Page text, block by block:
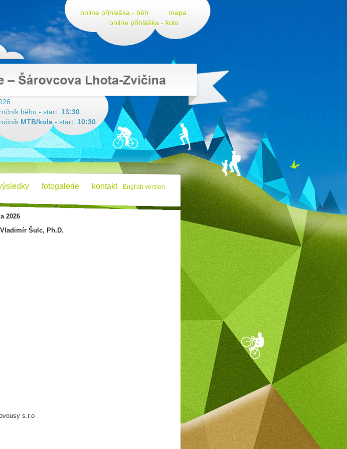
online přihláška - běh
mapa
online přihláška - kolo
ročník běhu - start: 13:30
ročník MTB/kola - start: 10:30
fotogalerie kontakt English version
2026
Šulc, Ph.D.
s.r.o